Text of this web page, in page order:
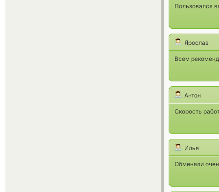
Пользовался
Ярослав
Всем
Антон
Скорость
Илья
Обменяли